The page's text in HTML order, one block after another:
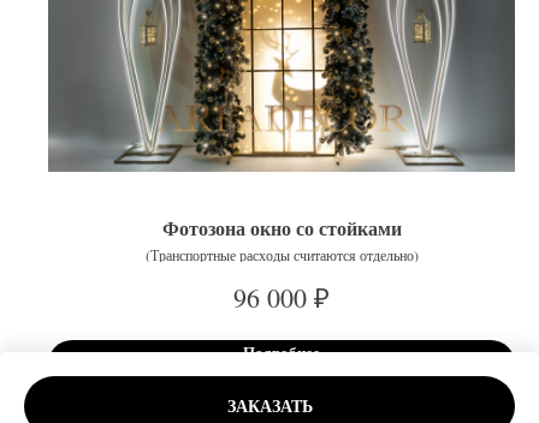
ЗАКАЗАТЬ
Фотозона окно со стойками
(Транспортные расходы считаются отдельно)
96 000 ₽
Подробнее